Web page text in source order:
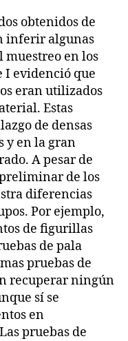
obtenidos de
inferir algunas
muestreo en los
I evidenció que
eran utilizados
Estas
de densas
y en la gran
A pesar de
de los
diferencias
Por ejemplo,
de figurillas
de pala
pruebas de
recuperar ningún
sí se
en
pruebas de